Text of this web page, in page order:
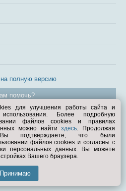
на полную версию
помочь?
1998—2026
для улучшения работы сайта и
Более подробную
файлов cookies и правилах
можно найтиздесь. Продолжая
Вы подтверждаете, что были
файлов cookies и согласны с
персональных данных. Вы можете
Вашего браузера.
Принимаю